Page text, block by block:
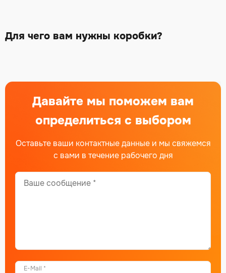
Для чего вам нужны коробки?
Давайте мы поможем вам
определиться с выбором
Оставьте ваши контактные данные и мы свяжемся
с вами в течение рабочего дня
E-Mail *